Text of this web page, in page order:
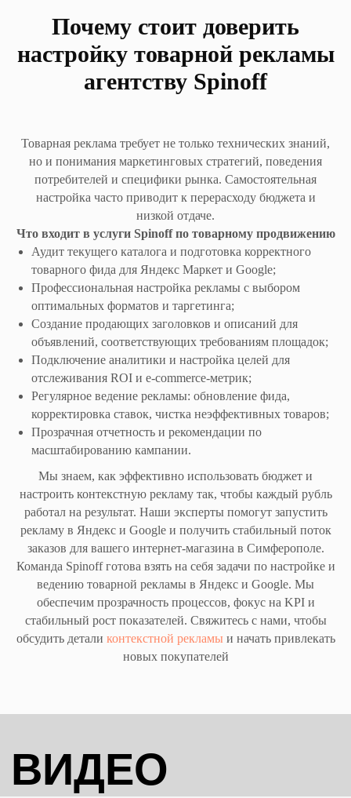
Почему стоит доверить
настройку товарной рекламы
агентству Spinoff
Товарная реклама требует не только технических знаний,
но и понимания маркетинговых стратегий, поведения
потребителей и специфики рынка. Самостоятельная
настройка часто приводит к перерасходу бюджета и
низкой отдаче.
Что входит в услуги Spinoff по товарному продвижению
Аудит текущего каталога и подготовка корректного
товарного фида для Яндекс Маркет и Google;
Профессиональная настройка рекламы с выбором
оптимальных форматов и таргетинга;
Создание продающих заголовков и описаний для
объявлений, соответствующих требованиям площадок;
Подключение аналитики и настройка целей для
отслеживания ROI и e-commerce-метрик;
Регулярное ведение рекламы: обновление фида,
корректировка ставок, чистка неэффективных товаров;
Прозрачная отчетность и рекомендации по
масштабированию кампании.
Мы знаем, как эффективно использовать бюджет и
настроить контекстную рекламу так, чтобы каждый рубль
работал на результат. Наши эксперты помогут запустить
рекламу в Яндекс и Google и получить стабильный поток
заказов для вашего интернет-магазина в Симферополе.
Команда Spinoff готова взять на себя задачи по настройке и
ведению товарной рекламы в Яндекс и Google. Мы
обеспечим прозрачность процессов, фокус на KPI и
стабильный рост показателей. Свяжитесь с нами, чтобы
обсудить детали контекстной рекламы и начать привлекать
новых покупателей
Главная Контекстная реклама